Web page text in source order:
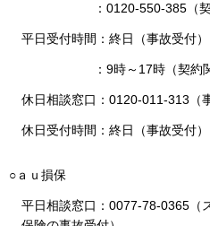
：0120-550-385（
平日受付時間：終日（事故受付）
：9時～17時（契約
休日相談窓口：0120-011-313（
休日受付時間：終日（事故受付）
○ａｕ損保
平日相談窓口：0077-78-0365（